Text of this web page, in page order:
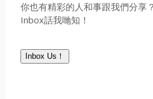
你也有精彩的人和事跟我們分享
Inbox話我哋知！
Inbox Us！